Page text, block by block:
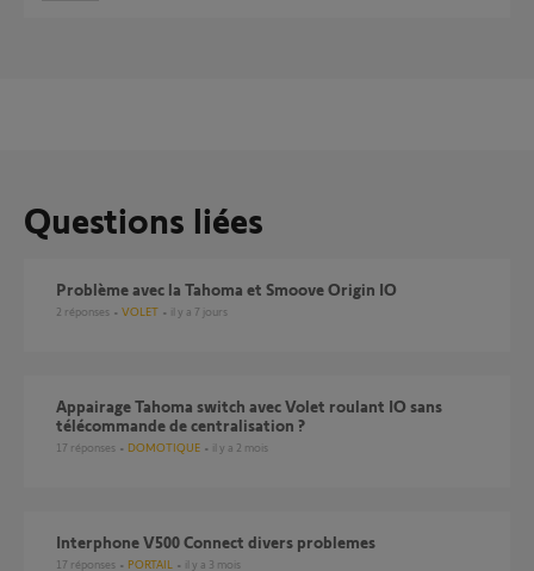
Questions liées
Problème avec la Tahoma et Smoove Origin IO
2 réponses VOLET il y a 7 jours
Appairage Tahoma switch avec Volet roulant IO sans
télécommande de centralisation ?
17 réponses DOMOTIQUE il y a 2 mois
Interphone V500 Connect divers problemes
17 réponses PORTAIL il y a 3 mois